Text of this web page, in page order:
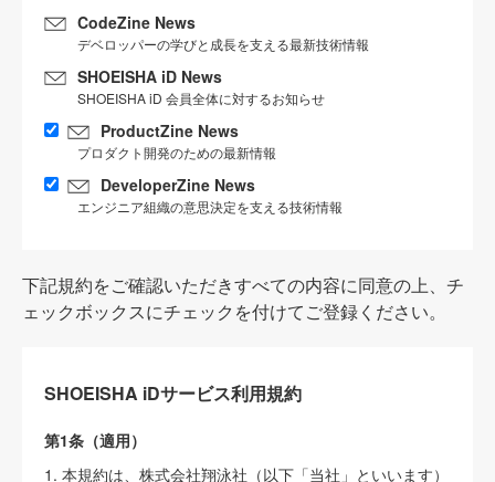
CodeZine News
デベロッパーの学びと成長を支える最新技術情報
SHOEISHA iD News
SHOEISHA iD 会員全体に対するお知らせ
ProductZine News
プロダクト開発のための最新情報
DeveloperZine News
エンジニア組織の意思決定を支える技術情報
下記規約をご確認いただきすべての内容に同意の上、チ
ェックボックスにチェックを付けてご登録ください。
SHOEISHA iDサービス利用規約
第1条（適用）
1. 本規約は、株式会社翔泳社（以下「当社」といいます）